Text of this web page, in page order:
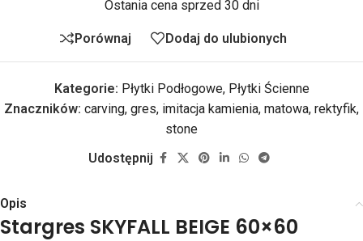
Ostania cena sprzed 30 dni
Porównaj Dodaj do ulubionych
Kategorie: Płytki Podłogowe, Płytki Ścienne
Znaczników: carving, gres, imitacja kamienia, matowa, rektyfik,
stone
Udostępnij
Opis
Stargres SKYFALL BEIGE 60×60